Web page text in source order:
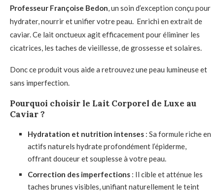
Professeur Françoise Bedon, un soin d’exception conçu pour
hydrater, nourrir et unifier votre peau. Enrichi en extrait de
caviar. Ce lait onctueux agit efficacement pour éliminer les
cicatrices, les taches de vieillesse, de grossesse et solaires.
Donc ce produit vous aide a retrouvez une peau lumineuse et
sans imperfection.
Pourquoi choisir le Lait Corporel de Luxe au
Caviar ?
Hydratation et nutrition intenses : Sa formule riche en
actifs naturels hydrate profondément l’épiderme,
offrant douceur et souplesse à votre peau.
Correction des imperfections : Il cible et atténue les
taches brunes visibles, unifiant naturellement le teint